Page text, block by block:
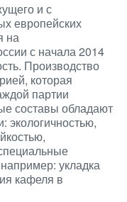
и с
европейских
на
с начала 2014
Производство
которая
партии
составы обладают
экологичностью,
укладка
кафеля в